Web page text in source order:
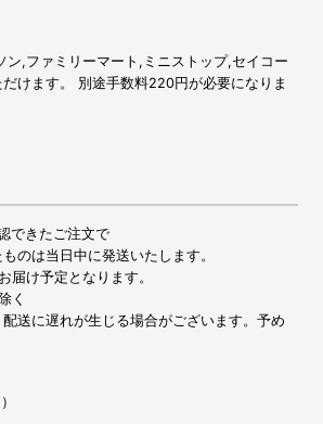
ン,ファミリーマート,ミニストップ,セイコー
けます。 別途手数料220円が必要になりま
できたご注文で
のは当日中に発送いたします。
届け予定となります。
く
送に遅れが生じる場合がございます。予め